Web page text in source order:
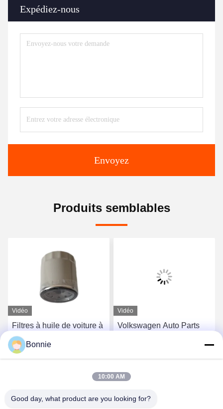
Expédiez-nous
Envoyez
Produits semblables
Vidéo
Filtres à huile de voiture à
carburant durable pour
Mercedes-Benz Porsche
15208-657-00
Obtenez le meilleur prix
Vidéo
Volkswagen Auto Parts
huile moteur L7-10-14-30L
Bonnie
10:00 AM
Good day, what product are you looking for?